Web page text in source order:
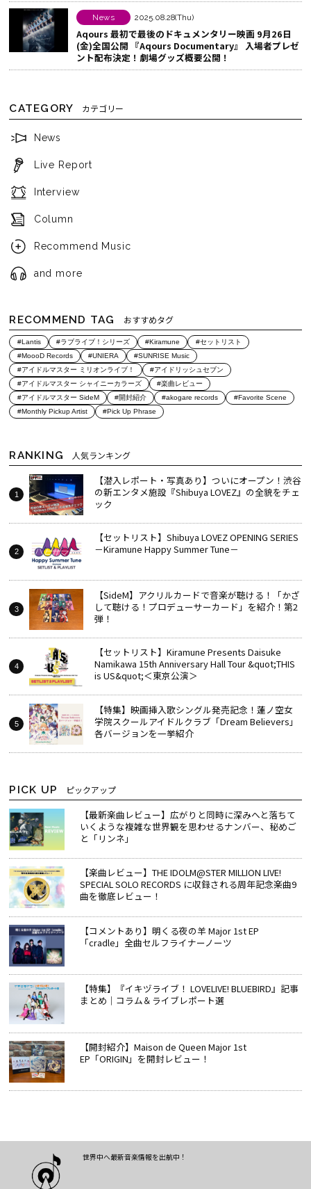
News 2025.08.28(Thu)
Aqours 最初で最後のドキュメンタリー映画 9月26日
(金)全国公開 『Aqours Documentary』 入場者プレゼ
ント配布決定！劇場グッズ概要公開！
CATEGORY カテゴリー
News
Live Report
Interview
Column
Recommend Music
and more
RECOMMEND TAG おすすめタグ
#Lantis #ラブライブ！シリーズ #Kiramune
#セットリスト
#MoooD Records
#UNIERA
#SUNRISE Music
#アイドルマスター ミリオンライブ！
#アイドリッシュセブン
#アイドルマスター シャイニーカラーズ
#楽曲レビュー
#アイドルマスター SideM
#開封紹介 #akogare records
#Favorite Scene
#Monthly Pickup Artist
#Pick Up Phrase
RANKING 人気ランキング
【潜入レポート・写真あり】ついにオープン！渋谷
の新エンタメ施設『Shibuya LOVEZ』の全貌をチェ
ック
【セットリスト】Shibuya LOVEZ OPENING SERIES
－Kiramune Happy Summer Tune－
【SideM】アクリルカードで音楽が聴ける！「かざ
して聴ける！プロデューサーカード」を紹介！第2
弾！
【セットリスト】Kiramune Presents Daisuke
Namikawa 15th Anniversary Hall Tour &quot;THIS
is US&quot;＜東京公演＞
【特集】映画挿入歌シングル発売記念！蓮ノ空女
学院スクールアイドルクラブ「Dream Believers」
各バージョンを一挙紹介
PICK UP ピックアップ
【最新楽曲レビュー】広がりと同時に深みへと落ちて
いくような複雑な世界観を思わせるナンバー、秘めご
と「リンネ」
【楽曲レビュー】THE IDOLM@STER MILLION LIVE!
SPECIAL SOLO RECORDS に収録される周年記念楽曲9
曲を徹底レビュー！
【コメントあり】明くる夜の羊 Major 1st EP
「cradle」全曲セルフライナーノーツ
【特集】『イキヅライブ！ LOVELIVE! BLUEBIRD』記事
まとめ│コラム＆ライブレポート選
【開封紹介】Maison de Queen Major 1st
EP「ORIGIN」を開封レビュー！
世界中へ最新音楽情報を出航中！